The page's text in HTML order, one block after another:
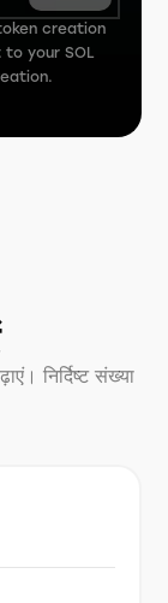
creation
your SOL
निर्दिष्ट संख्या